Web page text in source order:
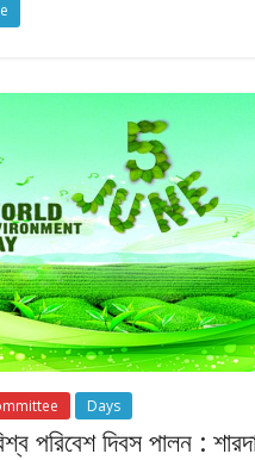
Days
পরিবেশ দিবস পালন :